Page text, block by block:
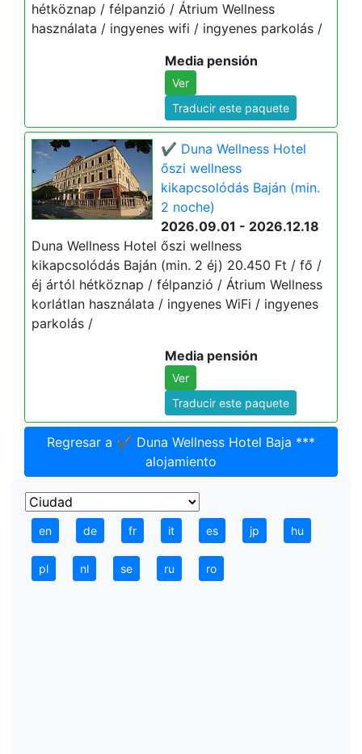
hétköznap / félpanzió / Átrium Wellness
használata / ingyenes wifi / ingyenes parkolás /
Media pensión
Ver
Traducir este paquete
✔️ Duna Wellness Hotel
őszi wellness
kikapcsolódás Baján (min.
2 noche)
2026.09.01 - 2026.12.18
Duna Wellness Hotel őszi wellness
kikapcsolódás Baján (min. 2 éj) 20.450 Ft / fő /
éj ártól hétköznap / félpanzió / Átrium Wellness
korlátlan használata / ingyenes WiFi / ingyenes
parkolás /
Media pensión
Ver
Traducir este paquete
Regresar a ✔️ Duna Wellness Hotel Baja ***
alojamiento
en de fr it es jp hu
pl nl se ru ro